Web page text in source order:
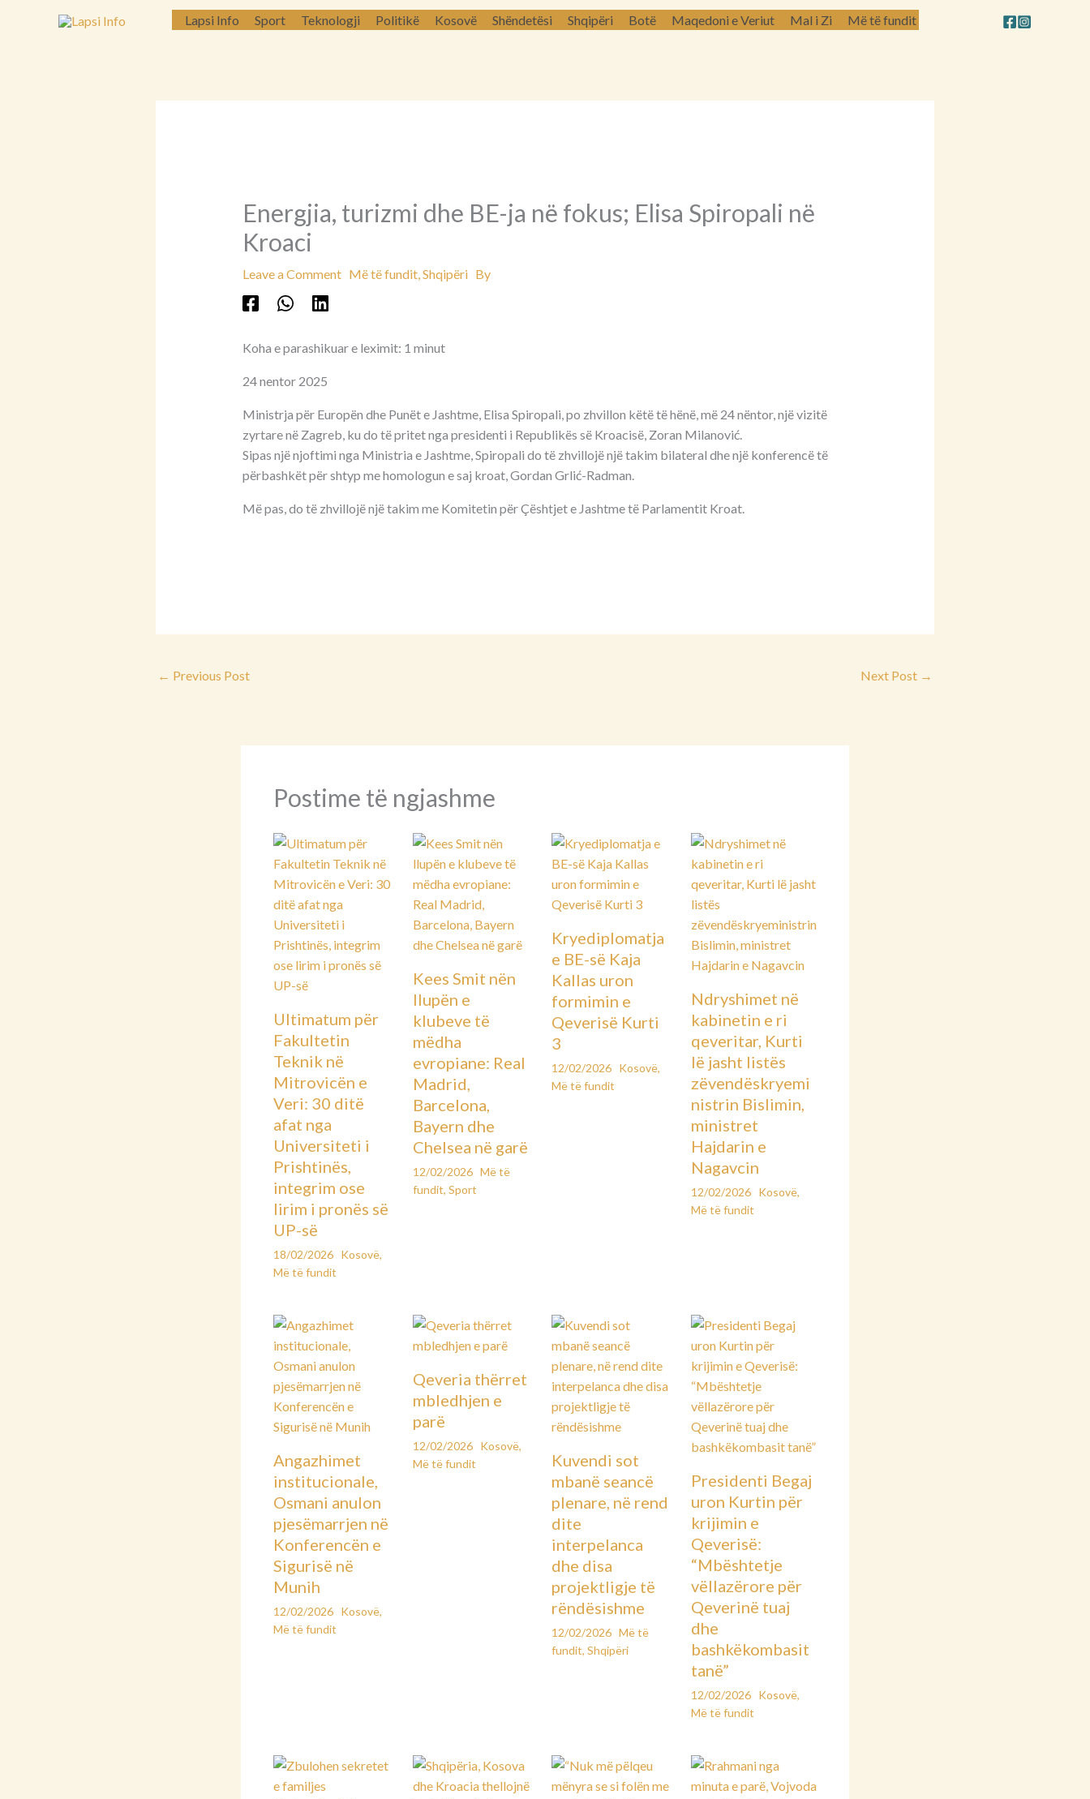
Lapsi Info Sport Teknologji Politikë Kosovë Shëndetësi Shqipëri Botë Maqedoni e Veriut Mal i Zi Më të fundit
Energjia, turizmi dhe BE-ja në fokus; Elisa Spiropali në
Kroaci
Leave a Comment Më të fundit,ShqipëriBy
Koha e parashikuar e leximit: 1 minut
24 nentor 2025
Ministrja për Europën dhe Punët e Jashtme, Elisa Spiropali, po zhvillon këtë të hënë, më 24 nëntor, një vizitë
zyrtare në Zagreb, ku do të pritet nga presidenti i Republikës së Kroacisë, Zoran Milanović.
Sipas një njoftimi nga Ministria e Jashtme, Spiropali do të zhvillojë një takim bilateral dhe një konferencë të
përbashkët për shtyp me homologun e saj kroat, Gordan Grlić-Radman.
Më pas, do të zhvillojë një takim me Komitetin për Çështjet e Jashtme të Parlamentit Kroat.
← Previous Post Next Post →
Postime të ngjashme
Ultimatum për
Fakultetin
Teknik në
Mitrovicën e
Veri: 30 ditë
afat nga
Universiteti i
Prishtinës,
integrim ose
lirim i pronës së
UP-së
18/02/2026 Kosovë,
Më të fundit
Kees Smit nën
llupën e
klubeve të
mëdha
evropiane: Real
Madrid,
Barcelona,
Bayern dhe
Chelsea në garë
12/02/2026 Më të
fundit, Sport
Kryediplomatja
e BE-së Kaja
Kallas uron
formimin e
Qeverisë Kurti
3
12/02/2026 Kosovë,
Më të fundit
Ndryshimet në
kabinetin e ri
qeveritar, Kurti
lë jasht listës
zëvendëskryemi
nistrin Bislimin,
ministret
Hajdarin e
Nagavcin
12/02/2026 Kosovë,
Më të fundit
Angazhimet
institucionale,
Osmani anulon
pjesëmarrjen në
Konferencën e
Sigurisë në
Munih
12/02/2026 Kosovë,
Më të fundit
Qeveria thërret
mbledhjen e
parë
12/02/2026 Kosovë,
Më të fundit
Kuvendi sot
mbanë seancë
plenare, në rend
dite
interpelanca
dhe disa
projektligje të
rëndësishme
12/02/2026 Më të
fundit,Shqipëri
Presidenti Begaj
uron Kurtin për
krijimin e
Qeverisë:
“Mbështetje
vëllazërore për
Qeverinë tuaj
dhe
bashkëkombasit
tanë”
12/02/2026 Kosovë,
Më të fundit